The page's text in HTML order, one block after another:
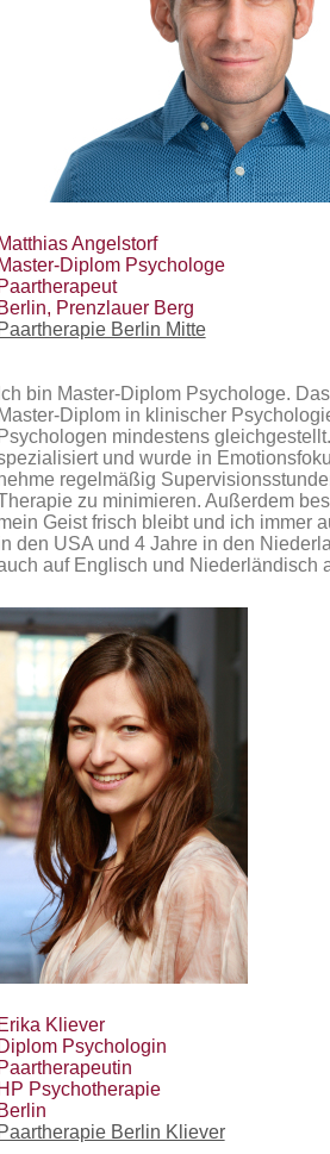
Matthias Angelstorf
Master-Diplom Psychologe
Paartherapeut
Berlin, Prenzlauer Berg
Paartherapie Berlin Mitte
Ich bin Master-Diplom Psychologe.
Master-Diplom in klinischer
Psychologen mindestens
und wurde in
regelmäßig
zu minimieren. Außerdem
Geist frisch bleibt und ich immer
den USA und 4 Jahre in den
auf Englisch und Niederländisch
Erika Kliever
Diplom Psychologin
Paartherapeutin
HP Psychotherapie
Berlin
Paartherapie Berlin Kliever